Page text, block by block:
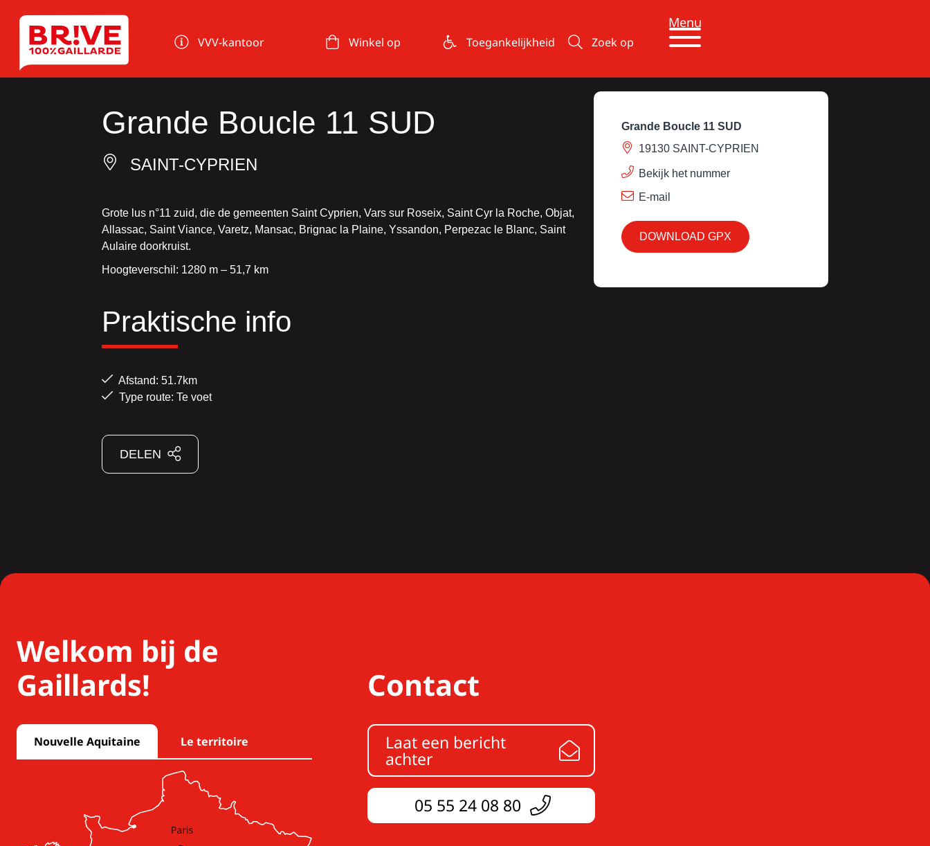
VVV-kantoor Winkel op Toegankelijkheid Zoek op
Menu
Grande Boucle 11 SUD
SAINT-CYPRIEN
Grote lus n°11 zuid, die de gemeenten Saint Cyprien, Vars sur Roseix, Saint Cyr la Roche, Objat,
Allassac, Saint Viance, Varetz, Mansac, Brignac la Plaine, Yssandon, Perpezac le Blanc, Saint
Aulaire doorkruist.
Hoogteverschil: 1280 m – 51,7 km
Praktische info
Afstand: 51.7km
Type route: Te voet
DELEN
Grande Boucle 11 SUD
19130 SAINT-CYPRIEN
Bekijk het nummer
E-mail
DOWNLOAD GPX
Welkom bij de
Gaillards!
Nouvelle Aquitaine Le territoire
Contact
Laat een bericht
achter
05 55 24 08 80